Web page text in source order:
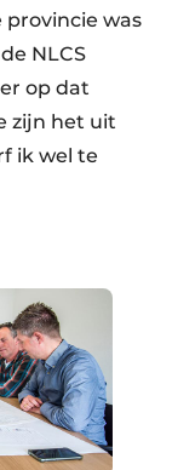
provincie was
NLCS
op dat
zijn het uit
ik wel te